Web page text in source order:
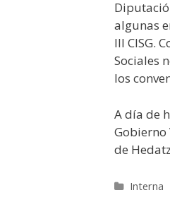
algunas
III CISG.
Sociales
los
A día de
Gobierno
de
Interna